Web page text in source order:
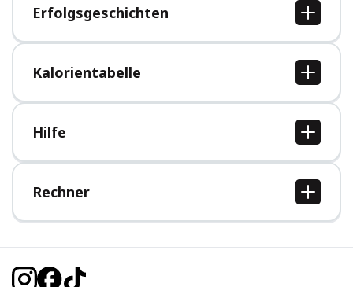
Jobs
Presse
Erfolgsgeschichten
Alle Erfolgsgeschichten
Kalorientabelle
Alle Kalorientabellen
Hilfe
Hilfe-Bereich
Rechner
BMI Rechner
Idealgewicht berechnen
Kalorienverbrauch berechnen